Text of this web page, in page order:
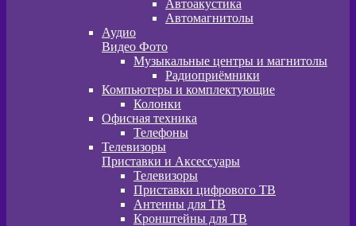
Автоакустика
Автомагнитолы
Аудио
Видео Фото
Музыкальные центры и магнитолы
Радиоприёмники
Компьютеры и комплектующие
Колонки
Офисная техника
Телефоны
Телевизоры
Приставки и Аксессуары
Телевизоры
Приставки цифрового ТВ
Антенны для ТВ
Кронштейны для ТВ